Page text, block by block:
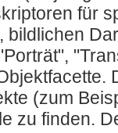
für
(zum
zu finden.